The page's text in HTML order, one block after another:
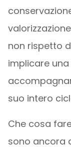
non rispetto
implicare
suo intero
Che cosa
sono ancora